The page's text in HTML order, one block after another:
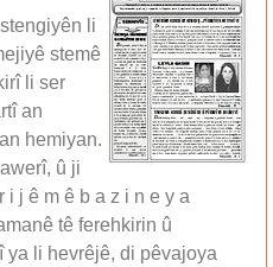
li
stemê
li ser
an
hemiyan.
û ji
i j ê m ê b a z i n e y a
tê ferehkirin û
ya li hevrêjê, di pêvajoya